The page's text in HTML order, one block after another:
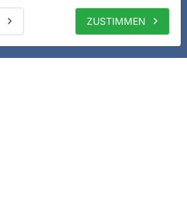
ZUSTIMMEN